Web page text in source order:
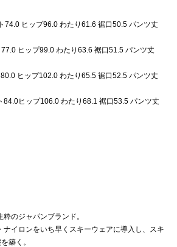
74.0 ヒップ96.0 わたり61.6 裾口50.5 パンツ丈
ヒップ99.0 わたり63.6 裾口51.5 パンツ丈
ヒップ102.0 わたり65.5 裾口52.5 パンツ丈
84.0ヒップ106.0 わたり68.1 裾口53.5 パンツ丈
のジャパンブランド。
イロンをいち早くスキーウェアに導入し、スキ
築く。